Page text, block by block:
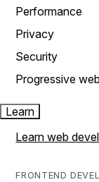
Performance
Privacy
Security
Progressive
Learn
Learn web
FRONTEND